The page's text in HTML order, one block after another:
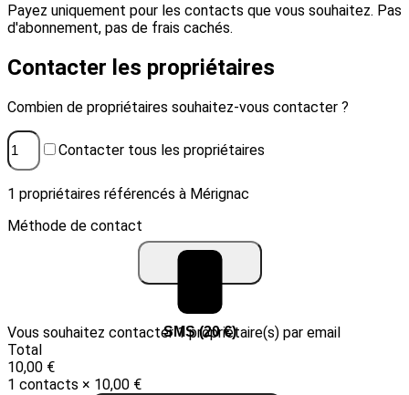
Payez uniquement pour les contacts que vous souhaitez. Pas
d'abonnement, pas de frais cachés.
Contacter les propriétaires
Combien de propriétaires souhaitez-vous contacter ?
Contacter tous les propriétaires
1 propriétaires référencés à Mérignac
Méthode de contact
Email (10 €) SMS (20 €)
Vous souhaitez contacter 1 propriétaire(s) par email
Total
10,00 €
1 contacts × 10,00 €